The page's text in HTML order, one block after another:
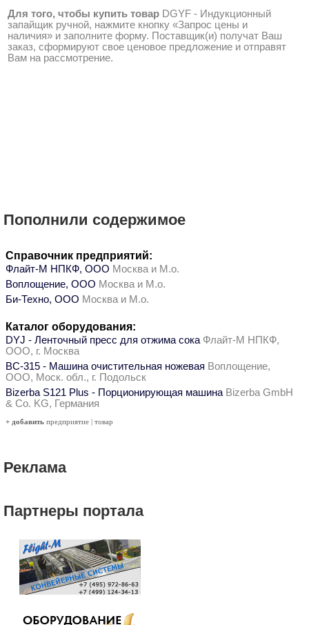
Для того, чтобы купить товар DGYF - Индукционный
запайщик ручной, нажмите кнопку «Запрос цены и
наличия» и заполните форму. Поставщик(и) получат Ваш
заказ, сформируют свое ценовое предложение и отправят
Вам на рассмотрение.
Пополнили содержимое
Справочник предприятий:
Флайт-М НПКФ, ООО Москва и М.о.
Воплощение, ООО Москва и М.о.
Би-Техно, ООО Москва и М.о.
Каталог оборудования:
DYJ - Ленточный пресс для отжима сока Флайт-М НПКФ,
ООО, г. Москва
ВС-315 - Машина очистительная ножевая Воплощение,
ООО, Моск. обл., г. Подольск
Bizerba S121 Plus - Порционирующая машина Bizerba GmbH
& Co. KG, Германия
+ добавить предприятие | товар
Реклама
Партнеры портала